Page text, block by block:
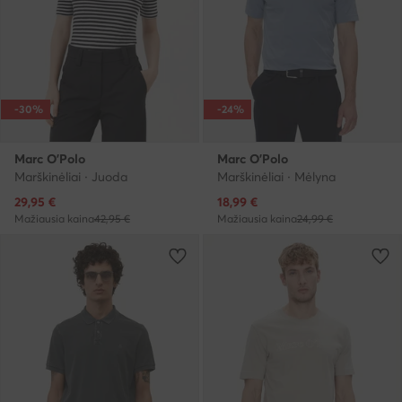
-30%
Marc O'Polo
Marškinėliai · Juoda
Dabartinė kaina
29,95 €
Mažiausia kaina42,95 €
-24%
Marc O'Polo
Marškinėliai · Mėlyna
Dabartinė kaina
18,99 €
Mažiausia kaina24,99 €